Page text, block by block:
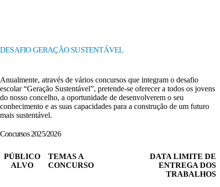
DESAFIO GERAÇÃO SUSTENTÁVEL
Anualmente, através de vários concursos que integram o desafio
escolar “Geração Sustentável”, pretende-se oferecer a todos os jovens
do nosso concelho, a oportunidade de desenvolverem o seu
conhecimento e as suas capacidades para a construção de um futuro
mais sustentável.
Concursos 2025/2026
PÚBLICO
ALVO
TEMAS A
CONCURSO
DATA LIMITE DE
ENTREGA DOS
TRABALHOS